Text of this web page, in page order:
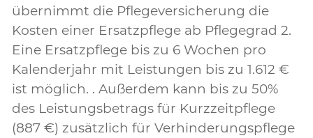
übernimmt die Pflegeversicherung die
Kosten einer Ersatzpflege ab Pflegegrad 2.
Eine Ersatzpflege bis zu 6 Wochen pro
Kalenderjahr mit Leistungen bis zu 1.612 €
ist möglich. . Außerdem kann bis zu 50%
des Leistungsbetrags für Kurzzeitpflege
(887 €) zusätzlich für Verhinderungspflege